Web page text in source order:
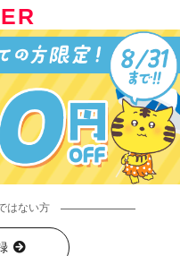
はない方